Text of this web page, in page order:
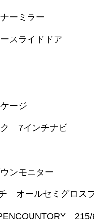
ーミラー
スライドドア
ージ
7インチナビ
ンモニター
オールセミグロスブ
215/